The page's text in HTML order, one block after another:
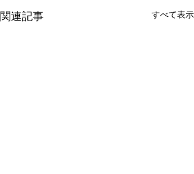
関連記事 すべて表示